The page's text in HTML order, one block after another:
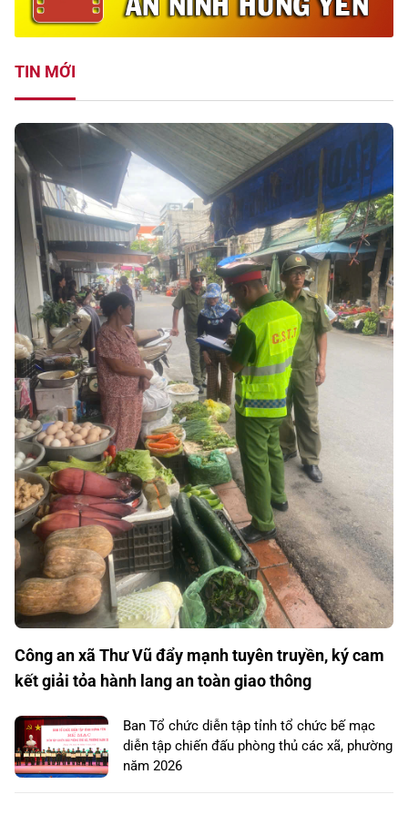
TIN MỚI
Công an xã Thư Vũ đẩy mạnh tuyên truyền, ký cam
kết giải tỏa hành lang an toàn giao thông
Ban Tổ chức diễn tập tỉnh tổ chức bế mạc
diễn tập chiến đấu phòng thủ các xã, phường
năm 2026